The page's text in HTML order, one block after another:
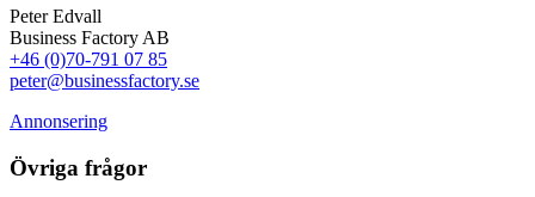
Peter Edvall
Business Factory AB
+46 (0)70-791 07 85
peter@businessfactory.se
Annonsering
Övriga frågor